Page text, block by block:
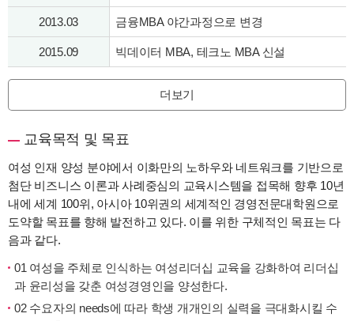
2013.03 금융MBA 야간과정으로 변경
2015.09 빅데이터 MBA, 테크노 MBA 신설
더보기
교육목적 및 목표
여성 인재 양성 분야에서 이화만의 노하우와 네트워크를 기반으로
첨단 비즈니스 이론과 사례중심의 교육시스템을 접목해 향후 10년
내에 세계 100위, 아시아 10위권의 세계적인 경영전문대학원으로
도약할 목표를 향해 발전하고 있다. 이를 위한 구체적인 목표는 다
음과 같다.
01 여성을 주체로 인식하는 여성리더십 교육을 강화하여 리더십
과 윤리성을 갖춘 여성경영인을 양성한다.
02 수요자의 needs에 따라 학생 개개인의 실력을 극대화시킬 수